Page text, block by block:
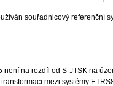
souřadnicový referenční
není na rozdíl od S-JTSK na
mezi systémy